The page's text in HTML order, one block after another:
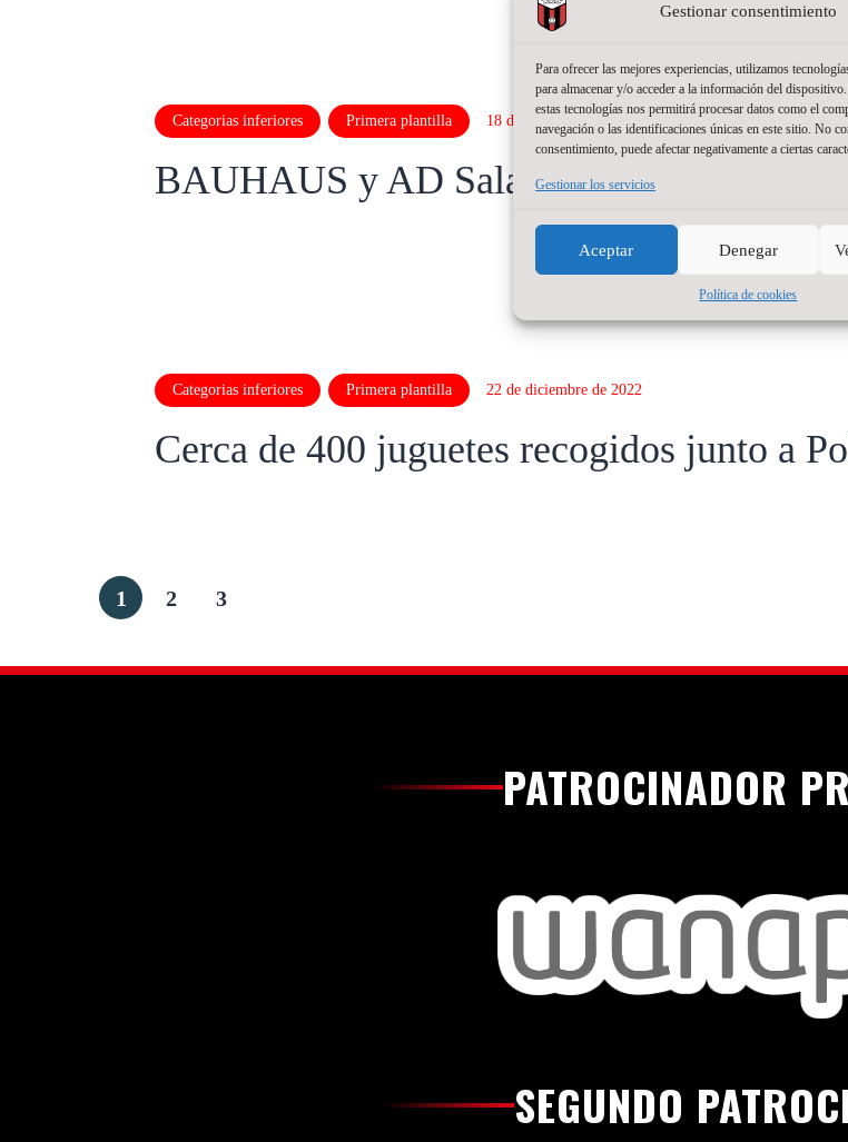
Gestionar consentimiento
Para ofrecer las mejores experiencias, utilizamos
para almacenar y/o acceder a la información del
estas tecnologías nos permitirá procesar datos como el
navegación o las identificaciones únicas en este sitio. No
consentimiento, puede afectar negativamente a ciertas
Gestionar los servicios
Aceptar Denegar
Política de cookies
Categorias inferiores Primera plantilla 18 de enero de 2023
BAUHAUS y AD Sala 10 Zaragoza, “un
Categorias inferiores Primera plantilla 22 de diciembre de 2022
Cerca de 400 juguetes recogidos junto a
1 2 3
PATROCINADOR
SEGUNDO